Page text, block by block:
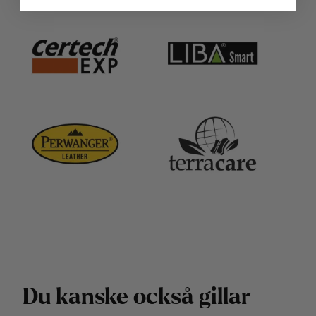
Du kanske också gillar